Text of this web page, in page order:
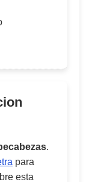
.
para
esta